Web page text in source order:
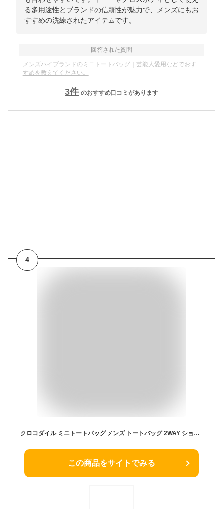
る多用途性とブランドの信頼性が魅力で、メンズにもお
すすめの洗練されたアイテムです。
回答された質問
メンズハイブランドのミニトートバッグ｜芸能人愛用などでおす
すめを教えてください。
3件 のおすすめ口コミがあります
4
クロコダイル ミニトートバッグ メンズ トートバッグ 2WAY ショルダーベルト付き 日本製 マット 加工 センター取り あおりポケット 付き クロコダイルバッグ ハンドバッグ メンズバッグ B5 対応 本革 鰐革 保証書 付き プレゼント ギフト 4FA(06001685-mens-1r)
この商品をサイトでみる